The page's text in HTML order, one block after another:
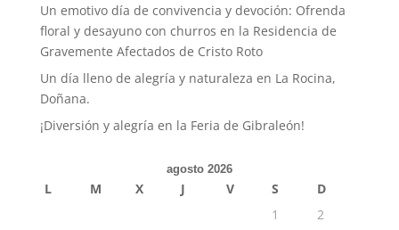
Un emotivo día de convivencia y devoción: Ofrenda
floral y desayuno con churros en la Residencia de
Gravemente Afectados de Cristo Roto
Un día lleno de alegría y naturaleza en La Rocina,
Doñana.
¡Diversión y alegría en la Feria de Gibraleón!
agosto 2026
L M X J V S
D
1
2